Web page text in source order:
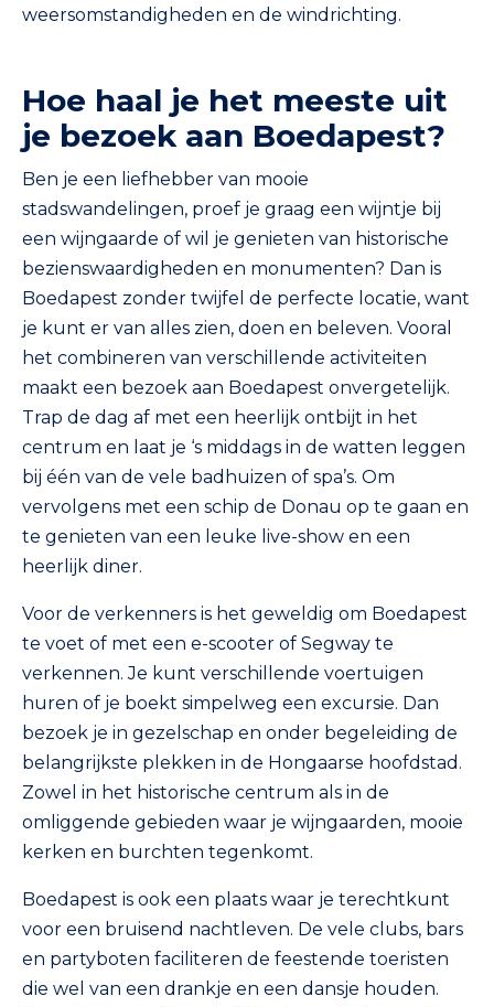
weersomstandigheden en de windrichting.
Hoe haal je het meeste uit
je bezoek aan Boedapest?
Ben je een liefhebber van mooie
stadswandelingen, proef je graag een wijntje bij
een wijngaarde of wil je genieten van historische
bezienswaardigheden en monumenten? Dan is
Boedapest zonder twijfel de perfecte locatie, want
je kunt er van alles zien, doen en beleven. Vooral
het combineren van verschillende activiteiten
maakt een bezoek aan Boedapest onvergetelijk.
Trap de dag af met een heerlijk ontbijt in het
centrum en laat je ‘s middags in de watten leggen
bij één van de vele badhuizen of spa’s. Om
vervolgens met een schip de Donau op te gaan en
te genieten van een leuke live-show en een
heerlijk diner.
Voor de verkenners is het geweldig om Boedapest
te voet of met een e-scooter of Segway te
verkennen. Je kunt verschillende voertuigen
huren of je boekt simpelweg een excursie. Dan
bezoek je in gezelschap en onder begeleiding de
belangrijkste plekken in de Hongaarse hoofdstad.
Zowel in het historische centrum als in de
omliggende gebieden waar je wijngaarden, mooie
kerken en burchten tegenkomt.
Boedapest is ook een plaats waar je terechtkunt
voor een bruisend nachtleven. De vele clubs, bars
en partyboten faciliteren de feestende toeristen
die wel van een drankje en een dansje houden.